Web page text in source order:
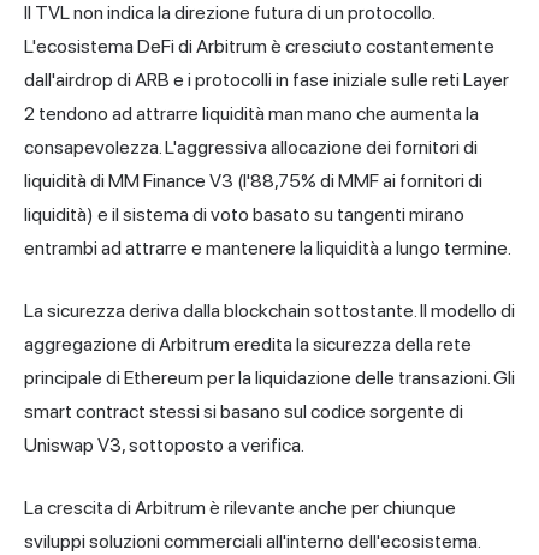
Il TVL non indica la direzione futura di un protocollo.
L'ecosistema DeFi di Arbitrum è cresciuto costantemente
dall'airdrop di ARB e i protocolli in fase iniziale sulle reti Layer
2 tendono ad attrarre liquidità man mano che aumenta la
consapevolezza. L'aggressiva allocazione dei fornitori di
liquidità di MM Finance V3 (l'88,75% di MMF ai fornitori di
liquidità) e il sistema di voto basato su tangenti mirano
entrambi ad attrarre e mantenere la liquidità a lungo termine.
La sicurezza deriva dalla blockchain sottostante. Il modello di
aggregazione di Arbitrum eredita la sicurezza della rete
principale di Ethereum per la liquidazione delle transazioni. Gli
smart contract stessi si basano sul codice sorgente di
Uniswap V3, sottoposto a verifica.
La crescita di Arbitrum è rilevante anche per chiunque
sviluppi soluzioni commerciali all'interno dell'ecosistema.